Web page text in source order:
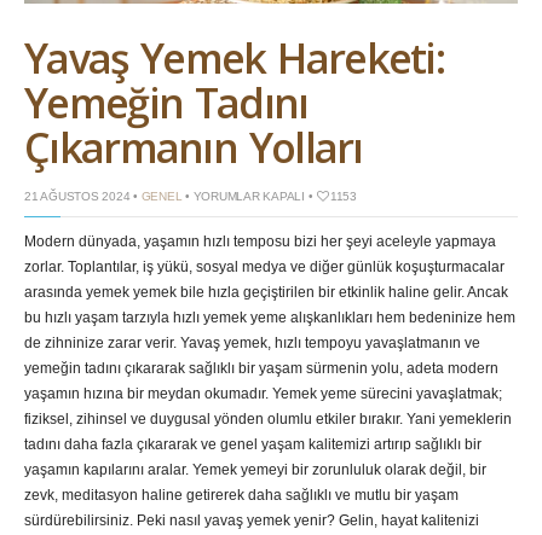
Yavaş Yemek Hareketi:
Yemeğin Tadını
Çıkarmanın Yolları
21 AĞUSTOS 2024 • GENEL • YAVAŞ
YEMEĞIN
ÇIKARMANIN
YOLLARI
YORUMLAR KAPALI • 1153
Modern dünyada, yaşamın hızlı temposu bizi her şeyi aceleyle yapmaya
zorlar. Toplantılar, iş yükü, sosyal medya ve diğer günlük koşuşturmacalar
arasında yemek yemek bile hızla geçiştirilen bir etkinlik haline gelir. Ancak
bu hızlı yaşam tarzıyla hızlı yemek yeme alışkanlıkları hem bedeninize hem
de zihninize zarar verir. Yavaş yemek, hızlı tempoyu yavaşlatmanın ve
yemeğin tadını çıkararak sağlıklı bir yaşam sürmenin yolu, adeta modern
yaşamın hızına bir meydan okumadır. Yemek yeme sürecini yavaşlatmak;
fiziksel, zihinsel ve duygusal yönden olumlu etkiler bırakır. Yani yemeklerin
tadını daha fazla çıkararak ve genel yaşam kalitemizi artırıp sağlıklı bir
yaşamın kapılarını aralar. Yemek yemeyi bir zorunluluk olarak değil, bir
zevk, meditasyon haline getirerek daha sağlıklı ve mutlu bir yaşam
sürdürebilirsiniz. Peki nasıl yavaş yemek yenir? Gelin, hayat kalitenizi